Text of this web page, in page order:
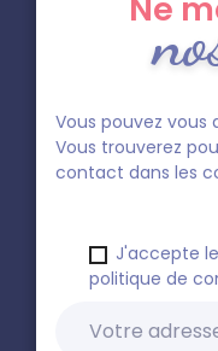
Vous pouvez
Vous trouverez
contact dans les
J'accepte
politique de